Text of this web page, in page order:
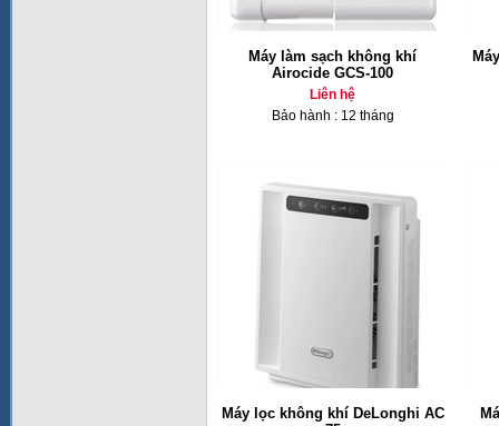
Máy làm sạch không khí
Airocide GCS-100
Liên hệ
Bảo hành : 12 tháng
Máy lọc không khí DeLonghi AC